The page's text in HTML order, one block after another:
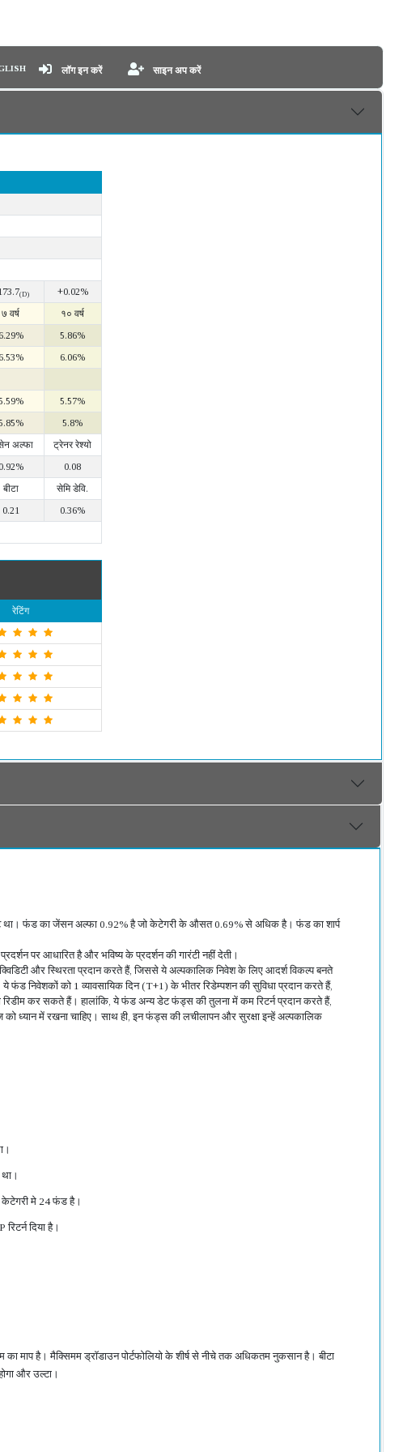
लॉग इन करें साइन अप करें
(D)
+0.02%
७ वर्ष १० वर्ष
6.29%
5.86%
6.53%
6.06%
5.57%
5.8%
अल्फा
ट्रेनर रेश्यो
0.92% 0.08
बीटा
सेमि डेवि.
0.21
0.36%
रेटिंग
था। फंड का जेंसन अल्फा 0.92% है जो केटेगरी के औसत 0.69% से अधिक है। फंड का शार्प
पर आधारित है और भविष्य के प्रदर्शन की गारंटी नहीं देती।
और स्थिरता प्रदान करते हैं, जिससे ये अल्पकालिक निवेश के लिए आदर्श विकल्प बनते
निवेशकों को 1 व्यावसायिक दिन (T+1) के भीतर रिडेम्पशन की सुविधा प्रदान करते हैं,
कर सकते हैं। हालांकि, ये फंड अन्य डेट फंड्स की तुलना में कम रिटर्न प्रदान करते हैं,
ध्यान में रखना चाहिए। साथ ही, इन फंड्स की लचीलापन और सुरक्षा इन्हें अल्पकालिक
केटेगरी मे 24 फंड है।
दिया है।
माप है। मैक्सिमम ड्रॉडाउन पोर्टफोलियो के शीर्ष से नीचे तक अधिकतम नुकसान है। बीटा
और उल्टा।